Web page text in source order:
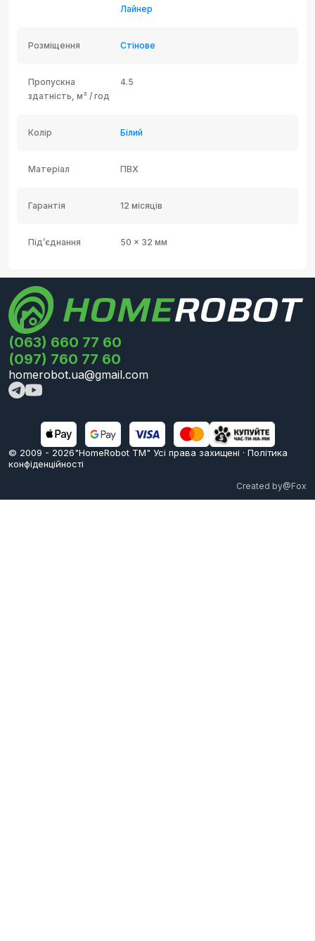
Лайнер
Розміщення Стінове
Пропускна
здатність, м³ / год
4.5
Колір Білий
Матеріал ПВХ
Гарантія 12 місяців
Під’єднання 50 x 32 мм
(063) 660 77 60
(097) 760 77 60
homerobot.ua@gmail.com
© 2009 - 2026"HomeRobot ТМ" Усi права захищені · Політика
конфіденційності
Created by@Fox